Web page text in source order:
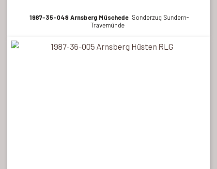
1987-35-048 Arnsberg Müschede Sonderzug Sundern-
Travemünde